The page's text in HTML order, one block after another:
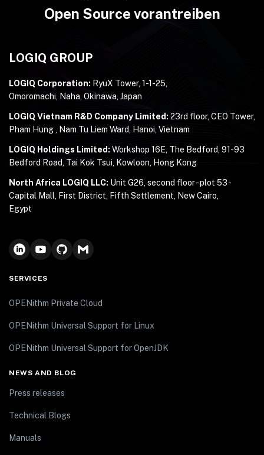
Open Source vorantreiben
LOGIQ GROUP
LOGIQ Corporation: RyuX Tower, 1-1-25,
Omoromachi, Naha, Okinawa, Japan
LOGIQ Vietnam R&D Company Limited: 23rd floor, CEO Tower,
Pham Hung , Nam Tu Liem Ward, Hanoi, Vietnam
LOGIQ Holdings Limited: Workshop 16E, The Bedford, 91-93
Bedford Road, Tai Kok Tsui, Kowloon, Hong Kong
North Africa LOGIQ LLC: Unit G26, second floor - plot 53 -
Capital Mall, First District, Fifth Settlement, New Cairo,
Egypt
SERVICES
OPENithm Private Cloud
OPENithm Universal Support for Linux
OPENithm Universal Support for OpenJDK
NEWS AND BLOG
Press releases
Technical Blogs
Manuals